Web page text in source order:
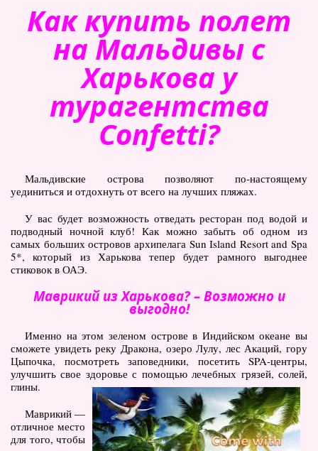
Как купить полет
на Мальдивы с
Харькова у
турагентства
Confetti?
Мальдивские острова позволяют по-настоящему
уединиться и отдохнуть от всего на лучших пляжах.
У вас будет возможность отведать ресторан под водой и
подводный ночной клуб! Как можно забыть об одном из
самых больших островов архипелага Sun Island Resort and Spa
5*, который из Харькова тепер будет рамного выгоднее
стиковок в ОАЭ.
Маврикий из Харькова? – Возможно и
выгодно!
Именно на этом зеленом острове в Индийском океане вы
сможете увидеть реку Дракона, озеро Лулу, лес Акаций, гору
Цыпочка, посмотреть заповедники, посетить SPA-центры,
улучшить свое здоровье с помощью лечебных грязей, солей,
глины.
Маврикий —
отличное место
для того, чтобы